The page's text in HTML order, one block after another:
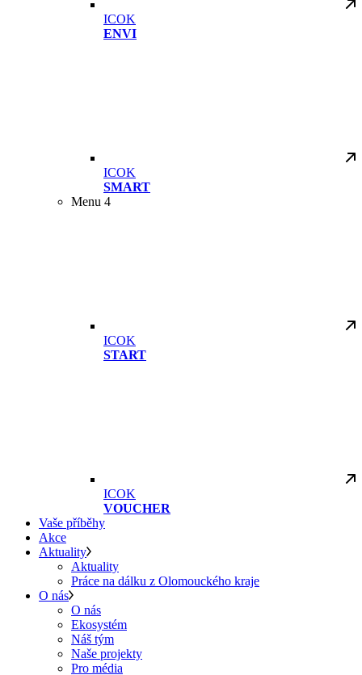
ICOK
ENVI
ICOK
SMART
Menu 4
ICOK
START
ICOK
VOUCHER
Vaše příběhy
Akce
Aktuality
Aktuality
Práce na dálku z Olomouckého kraje
O nás
O nás
Ekosystém
Náš tým
Naše projekty
Pro média